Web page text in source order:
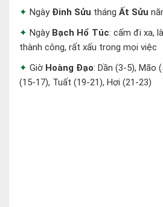
Ngày Đinh Sửu tháng Ất Sửu
Ngày Bạch Hổ Túc: cấm đi xa,
thành công, rất xấu trong mọi việc
Giờ Hoàng Đạo: Dần (3-5), Mão
(15-17), Tuất (19-21), Hợi (21-23)